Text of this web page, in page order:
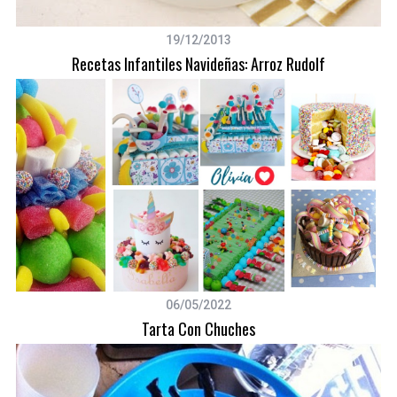
19/12/2013
Recetas Infantiles Navideñas: Arroz Rudolf
06/05/2022
Tarta Con Chuches